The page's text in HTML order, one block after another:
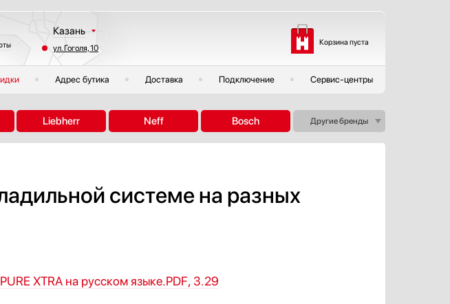
Казань
Москва
Санкт-Петербург
Екатеринбург
Другие регионы
ул. Гоголя, 10
Корзина пуста
Адрес бутика Доставка Подключение Сервис-центры
Liebherr Neff Bosch Другие бренды
системе на разных
XTRA на русском языке.PDF, 3.29